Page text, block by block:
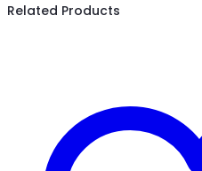
Related Products